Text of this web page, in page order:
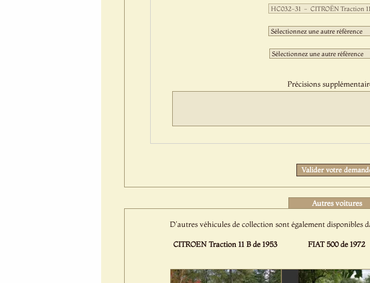
Première
sélection
:Deuxième
sélection
:Troisième
sélection
Précisions
Valider votre
Autres voitures
D'autres véhicules de collection sont également disponibles
CITROEN Traction 11 B de 1953 FIAT 500 de 1972